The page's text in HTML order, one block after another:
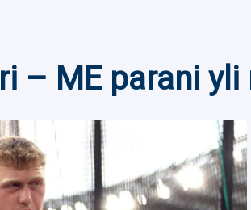
– ME parani